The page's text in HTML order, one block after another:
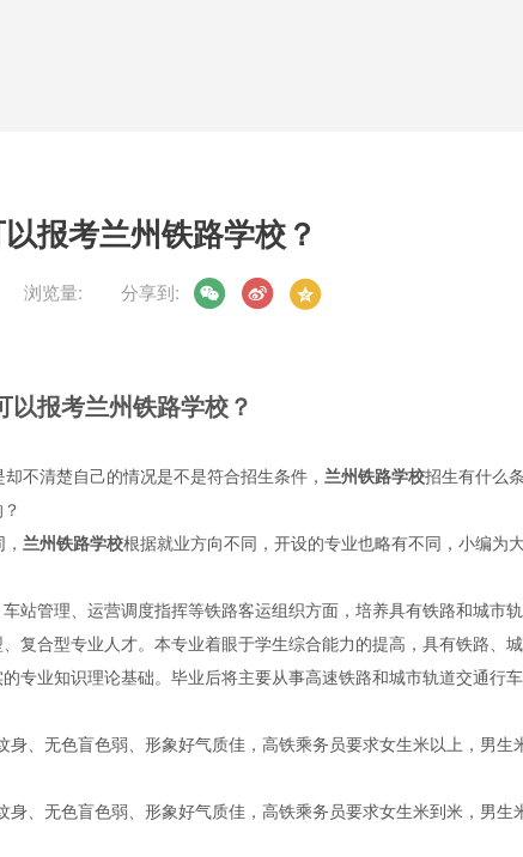
报考兰州铁路学校？
浏览量: 分享到:
以报考兰州铁路学校？
不清楚自己的情况是不是符合招生条件， 兰州铁路学校招生有什么条
兰州铁路学校根据就业方向不同，开设的专业也略有不同，小编为大
站管理、运营调度指挥等铁路客运组织方面，培养具有铁路和城市
复合型专业人才。本专业着眼于学生综合能力的提高，具有铁路、
专业知识理论基础。毕业后将主要从事高速铁路和城市轨道交通行
、无色盲色弱、形象好气质佳，高铁乘务员要求女生米以上，男生
、无色盲色弱、形象好气质佳，高铁乘务员要求女生米到米，男生